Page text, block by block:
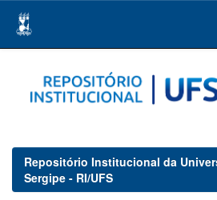
navigation
Repositório Institucional da
Sergipe - RI/UFS